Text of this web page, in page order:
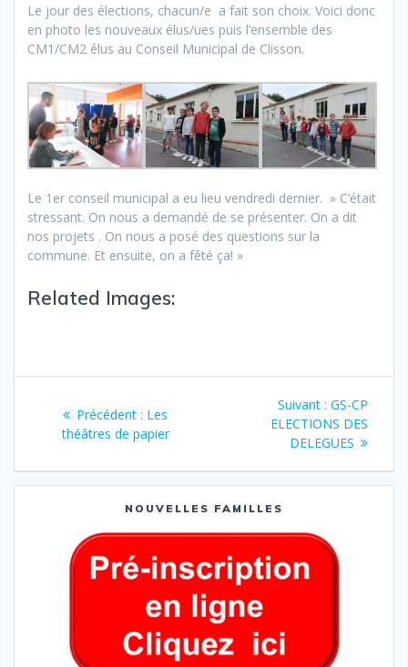
Le jour des élections, chacun/e a fait son choix. Voici donc
en photo les nouveaux élus/ues puis l’ensemble des
CM1/CM2 élus au Conseil Municipal de Clisson.
Le 1er conseil municipal a eu lieu vendredi dernier. » C’était
stressant. On nous a demandé de se présenter. On a dit
nos projets . On nous a posé des questions sur la
commune. Et ensuite, on a fêté ça! »
Related Images:
Précédent : Les
théâtres de papier
Suivant : GS-CP
ELECTIONS DES
DELEGUES
NOUVELLES FAMILLES